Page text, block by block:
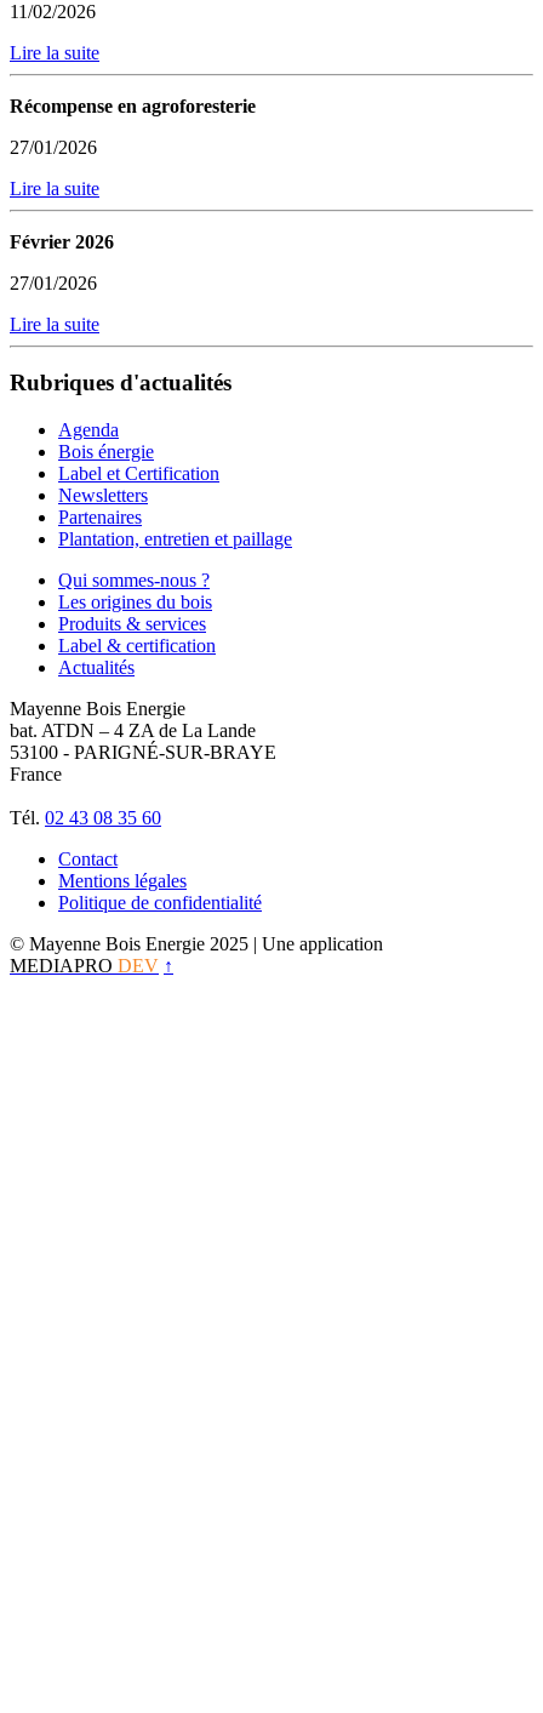
11/02/2026
Lire la suite
Récompense en agroforesterie
27/01/2026
Lire la suite
Février 2026
27/01/2026
Lire la suite
Rubriques d'actualités
Agenda
Bois énergie
Label et Certification
Newsletters
Partenaires
Plantation, entretien et paillage
Qui sommes-nous ?
Les origines du bois
Produits & services
Label & certification
Actualités
Mayenne Bois Energie
bat. ATDN – 4 ZA de La Lande
53100 - PARIGNÉ-SUR-BRAYE
France
Tél. 02 43 08 35 60
Contact
Mentions légales
Politique de confidentialité
© Mayenne Bois Energie 2025 | Une application
MEDIAPRO DEV ↑